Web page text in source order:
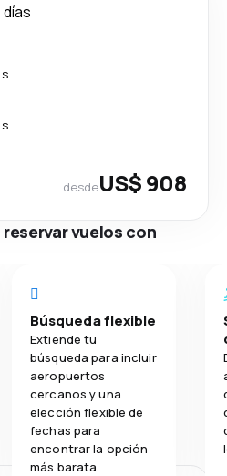
días
desdeUS$ 908
reservar vuelos con
Búsqueda flexible
Extiende tu
búsqueda para incluir
aeropuertos
cercanos y una
elección flexible de
fechas para
encontrar la opción
más barata.